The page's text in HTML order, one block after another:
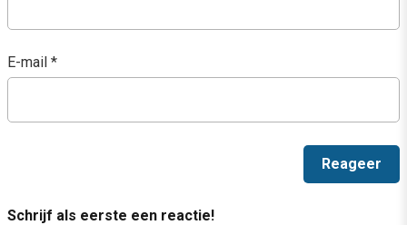
E-mail *
Schrijf als eerste een reactie!